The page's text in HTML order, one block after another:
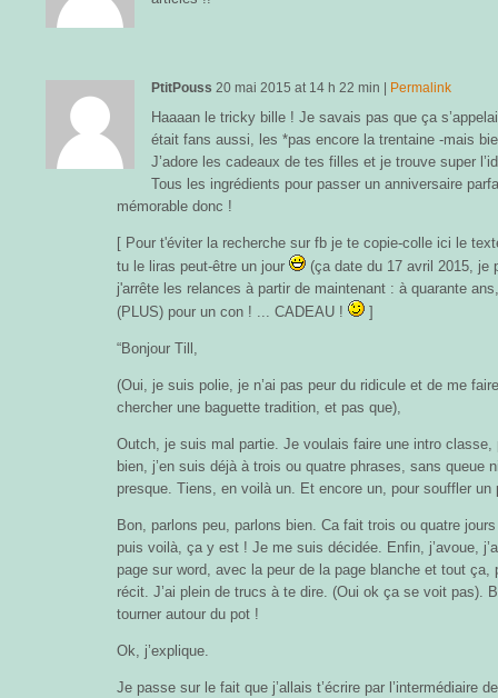
PtitPouss 20 mai 2015 at 14 h 22 min | Permalink
Haaaan le tricky bille ! Je savais pas que ça
était fans aussi, les *pas encore la trentaine -mais
J’adore les cadeaux de tes filles et je trouve super
Tous les ingrédients pour passer un anniversaire
mémorable donc !
[ Pour t'éviter la recherche sur fb je te copie-colle ici le
tu le liras peut-être un jour
(ça date du 17 avril 2015, je
j'arrête les relances à partir de maintenant : à quarante
(PLUS) pour un con ! ... CADEAU !
]
“Bonjour Till,
(Oui, je suis polie, je n’ai pas peur du ridicule et de me
chercher une baguette tradition, et pas que),
Outch, je suis mal partie. Je voulais faire une intro classe,
bien, j’en suis déjà à trois ou quatre phrases, sans queue
presque. Tiens, en voilà un. Et encore un, pour souffler un
Bon, parlons peu, parlons bien. Ca fait trois ou quatre jours
puis voilà, ça y est ! Je me suis décidée. Enfin, j’avoue,
page sur word, avec la peur de la page blanche et tout ça,
récit. J’ai plein de trucs à te dire. (Oui ok ça se voit pas).
tourner autour du pot !
Ok, j’explique.
Je passe sur le fait que j’allais t’écrire par l’intermédiaire